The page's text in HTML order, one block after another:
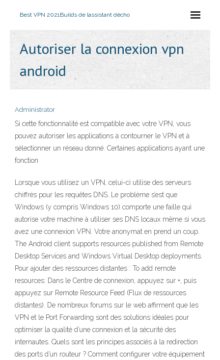
Best VPN 2021Builds de lassistant décho
Autoriser la connexion vpn
android
Administrator
Si cette fonctionnalité est compatible avec votre VPN, vous
pouvez autoriser les applications à contourner le VPN et à
sélectionner un réseau donné. Certaines applications ayant une
fonction
Lorsque vous utilisez un VPN, celui-ci utilise des serveurs
chiffrés pour les requêtes DNS. Le problème s’est que
Windows (y compris Windows 10) comporte une faille qui
autorise votre machine à utiliser ses DNS locaux même si vous
avez une connexion VPN. Votre anonymat en prend un coup.
The Android client supports resources published from Remote
Desktop Services and Windows Virtual Desktop deployments.
Pour ajouter des ressources distantes : To add remote
resources: Dans le Centre de connexion, appuyez sur +, puis
appuyez sur Remote Resource Feed (Flux de ressources
distantes). De nombreux forums sur le web affirment que les
VPN et le Port Forwarding sont des solutions idéales pour
optimiser la qualité d’une connexion et la sécurité des
internautes. Quels sont les principes associés à la redirection
des ports d’un routeur ? Comment configurer votre équipement